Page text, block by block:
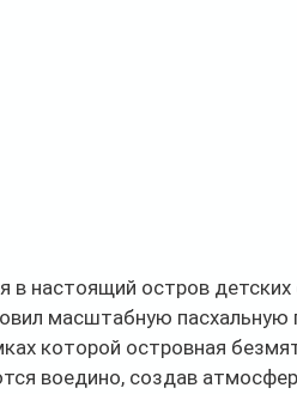
в настоящий остров
масштабную
которой островная
воедино, создав